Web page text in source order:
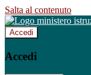
Salta al contenuto
Accedi
Accedi